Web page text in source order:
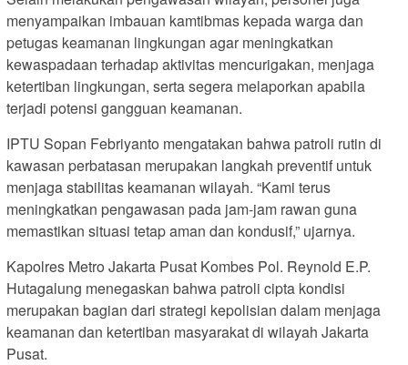
menyampaikan imbauan kamtibmas kepada warga dan
petugas keamanan lingkungan agar meningkatkan
kewaspadaan terhadap aktivitas mencurigakan, menjaga
ketertiban lingkungan, serta segera melaporkan apabila
terjadi potensi gangguan keamanan.
IPTU Sopan Febriyanto mengatakan bahwa patroli rutin di
kawasan perbatasan merupakan langkah preventif untuk
menjaga stabilitas keamanan wilayah. “Kami terus
meningkatkan pengawasan pada jam-jam rawan guna
memastikan situasi tetap aman dan kondusif,” ujarnya.
Kapolres Metro Jakarta Pusat Kombes Pol. Reynold E.P.
Hutagalung menegaskan bahwa patroli cipta kondisi
merupakan bagian dari strategi kepolisian dalam menjaga
keamanan dan ketertiban masyarakat di wilayah Jakarta
Pusat.